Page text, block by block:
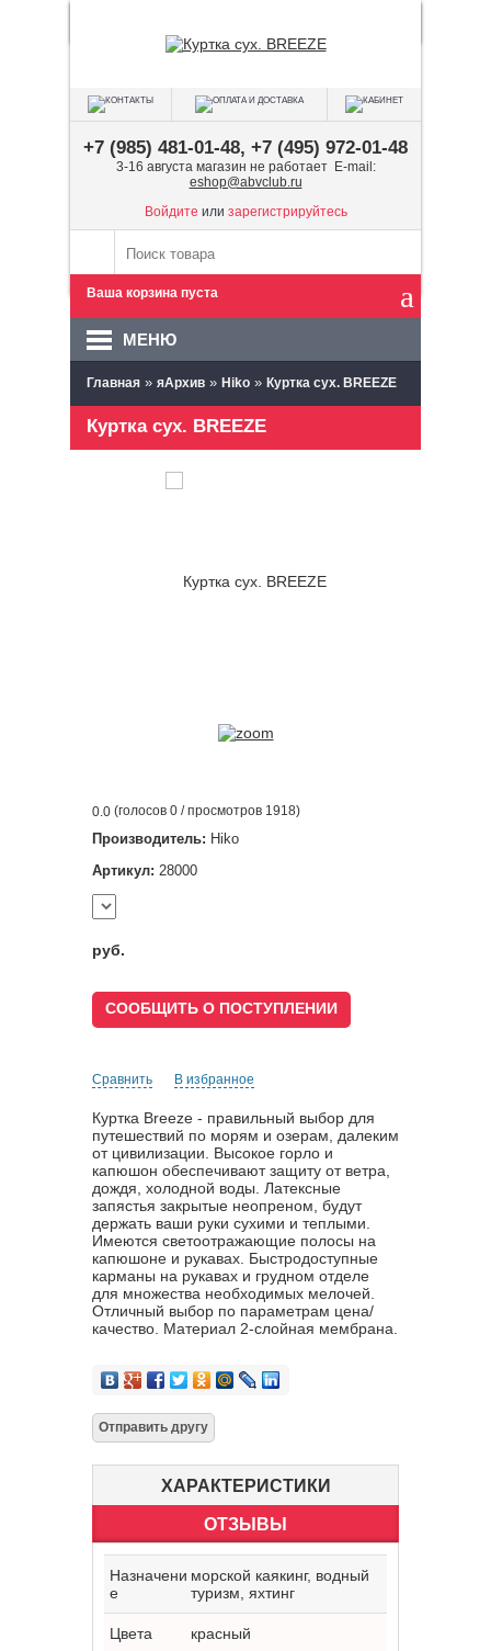
+7 (985) 481-01-48, +7 (495) 972-01-48
3-16 августа магазин не работает E-mail:
eshop@abvclub.ru
Войдите или зарегистрируйтесь
Ваша корзина пуста
МЕНЮ
Главная » яАрхив » Hiko » Куртка сух. BREEZE
Куртка сух. BREEZE
0.0 (голосов 0 / просмотров 1918)
Производитель: Hiko
Артикул: 28000
руб.
СООБЩИТЬ О ПОСТУПЛЕНИИ
Сравнить В избранное
Куртка Breeze - правильный выбор для
путешествий по морям и озерам, далеким
от цивилизации. Высокое горло и
капюшон обеспечивают защиту от ветра,
дождя, холодной воды. Латексные
запястья закрытые неопреном, будут
держать ваши руки сухими и теплыми.
Имеются светоотражающие полосы на
капюшоне и рукавах. Быстродоступные
карманы на рукавах и грудном отделе
для множества необходимых мелочей.
Отличный выбор по параметрам цена/
качество. Материал 2-слойная мембрана.
ХАРАКТЕРИСТИКИ
ОТЗЫВЫ
Назначени
е
морской каякинг, водный
туризм, яхтинг
Цвета красный